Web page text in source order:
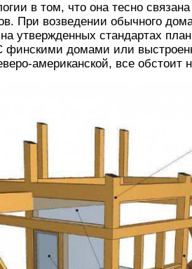
в том, что она тесно
При возведении обычного
утвержденных стандартах
финскими домами или
американской, все обстоит